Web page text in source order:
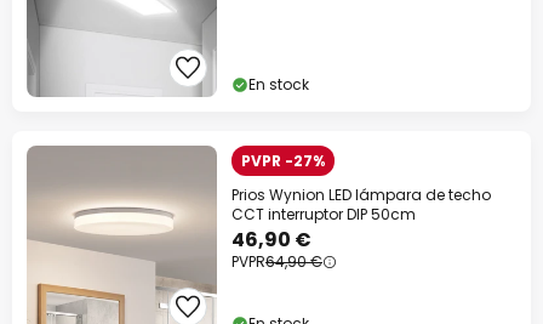
En stock
PVPR -27%
Prios Wynion LED lámpara de techo
CCT interruptor DIP 50cm
46,90 €
PVPR64,90 €